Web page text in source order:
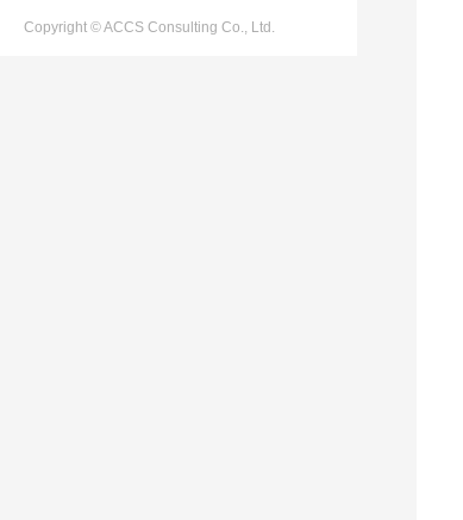
Copyright © ACCS Consulting Co., Ltd.